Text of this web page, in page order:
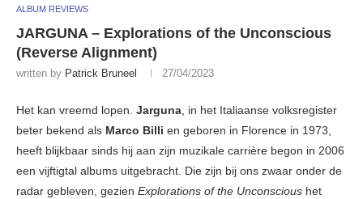
ALBUM REVIEWS
JARGUNA – Explorations of the Unconscious
(Reverse Alignment)
written by Patrick Bruneel 27/04/2023
Het kan vreemd lopen. Jarguna, in het Italiaanse volksregister
beter bekend als Marco Billi en geboren in Florence in 1973,
heeft blijkbaar sinds hij aan zijn muzikale carrière begon in 2006
een vijftigtal albums uitgebracht. Die zijn bij ons zwaar onder de
radar gebleven, gezien Explorations of the Unconscious het